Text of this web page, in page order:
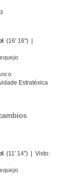
(16' 16'') |
Estratéxica
(11' 14'') | Visto: